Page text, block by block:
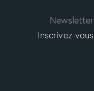
Newsletter
Inscrivez-vous